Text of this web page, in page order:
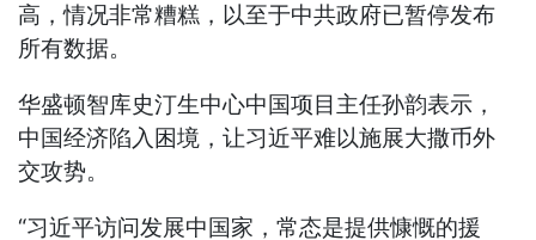
高，情况非常糟糕，以至于中共政府已暂停发布
所有数据。
华盛顿智库史汀生中心中国项目主任孙韵表示，
中国经济陷入困境，让习近平难以施展大撒币外
交攻势。
“习近平访问发展中国家，常态是提供慷慨的援